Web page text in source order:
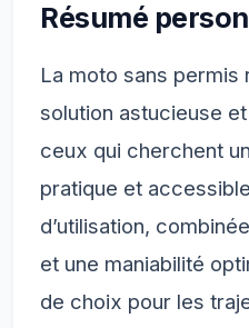
Résumé
La moto sans permis
solution astucieuse
ceux qui cherchent
pratique et
d’utilisation,
et une maniabilité
de choix pour les